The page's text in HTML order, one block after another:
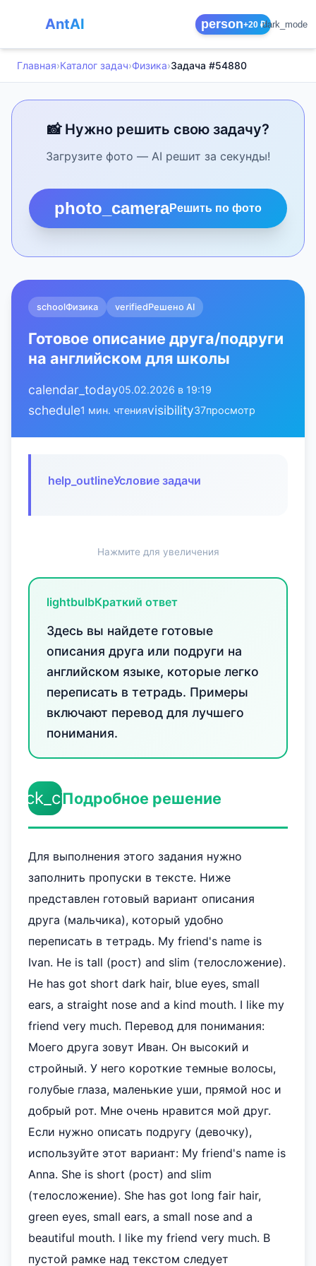
AntAI person+20 ₽dark_mode
Главная›Каталог задач›Физика›Задача #54880
📸 Нужно решить свою задачу?
Загрузите фото — AI решит за секунды!
photo_cameraРешить по фото
schoolФизика verifiedРешено AI
Готовое описание друга/подруги
на английском для школы
calendar_today05.02.2026 в 19:19
schedule1 мин. чтенияvisibility37просмотр
help_outlineУсловие задачи
Нажмите для увеличения
lightbulbКраткий ответ
Здесь вы найдете готовые
описания друга или подруги на
английском языке, которые легко
переписать в тетрадь. Примеры
включают перевод для лучшего
понимания.
Подробное решение
Для выполнения этого задания нужно
заполнить пропуски в тексте. Ниже
представлен готовый вариант описания
друга (мальчика), который удобно
переписать в тетрадь. My friend's name is
Ivan. He is tall (рост) and slim (телосложение).
He has got short dark hair, blue eyes, small
ears, a straight nose and a kind mouth. I like my
friend very much. Перевод для понимания:
Моего друга зовут Иван. Он высокий и
стройный. У него короткие темные волосы,
голубые глаза, маленькие уши, прямой нос и
добрый рот. Мне очень нравится мой друг.
Если нужно описать подругу (девочку),
используйте этот вариант: My friend's name is
Anna. She is short (рост) and slim
(телосложение). She has got long fair hair,
green eyes, small ears, a small nose and a
beautiful mouth. I like my friend very much. В
пустой рамке над текстом следует